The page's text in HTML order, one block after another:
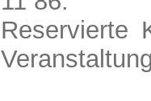
Reservierte